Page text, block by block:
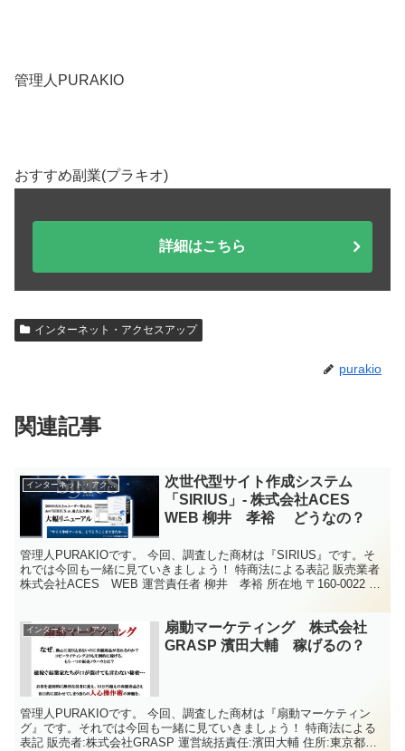
管理人PURAKIO
おすすめ副業(プラキオ)
詳細はこちら
インターネット・アクセスアップ
purakio
関連記事
インターネット・アクセスアップ
次世代型サイト作成システム
「SIRIUS」- 株式会社ACES
WEB 柳井 孝裕 どうなの？
管理人PURAKIOです。 今回、調査した商材は『SIRIUS』です。そ
れでは今回も一緒に見ていきましょう！ 特商法による表記 販売業者
株式会社ACES WEB 運営責任者 柳井 孝裕 所在地 〒160-0022 東
インターネット・アクセスアップ
扇動マーケティング 株式会社
GRASP 濱田大輔 稼げるの？
管理人PURAKIOです。 今回、調査した商材は『扇動マーケティン
グ』です。それでは今回も一緒に見ていきましょう！ 特商法による
表記 販売者:株式会社GRASP 運営統括責任:濱田大輔 住所:東京都世